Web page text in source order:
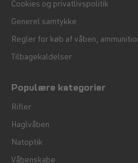
Cookies og privatlivspolitik
Generel samtykke
Regler for køb af våben,
Tilbagekaldelser
Populære kategorier
Rifler
Haglvåben
Natoptik
Våbenskabe